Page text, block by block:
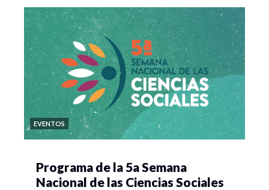
EVENTOS
Programa de la 5a Semana
Nacional de las Ciencias Sociales